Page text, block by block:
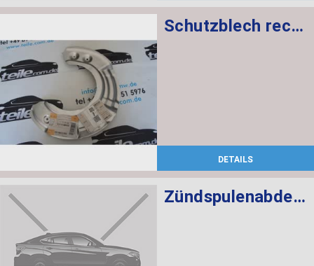
Schutzblech rechts
DETAILS
Zündspulenabdeckung